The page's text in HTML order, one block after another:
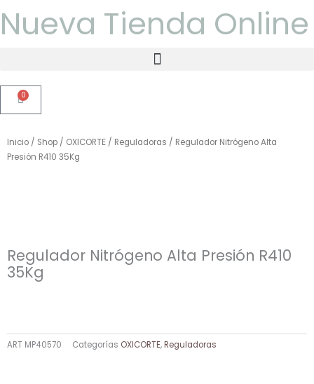
al
contenido
Nueva Tienda
0
Carrito
Inicio / Shop / OXICORTE / Reguladoras / Regulador Nitrógeno Alta
Presión R410 35Kg
Regulador Nitrógeno Alta Presión R410
35Kg
ART MP40570 Categorías OXICORTE, Reguladoras